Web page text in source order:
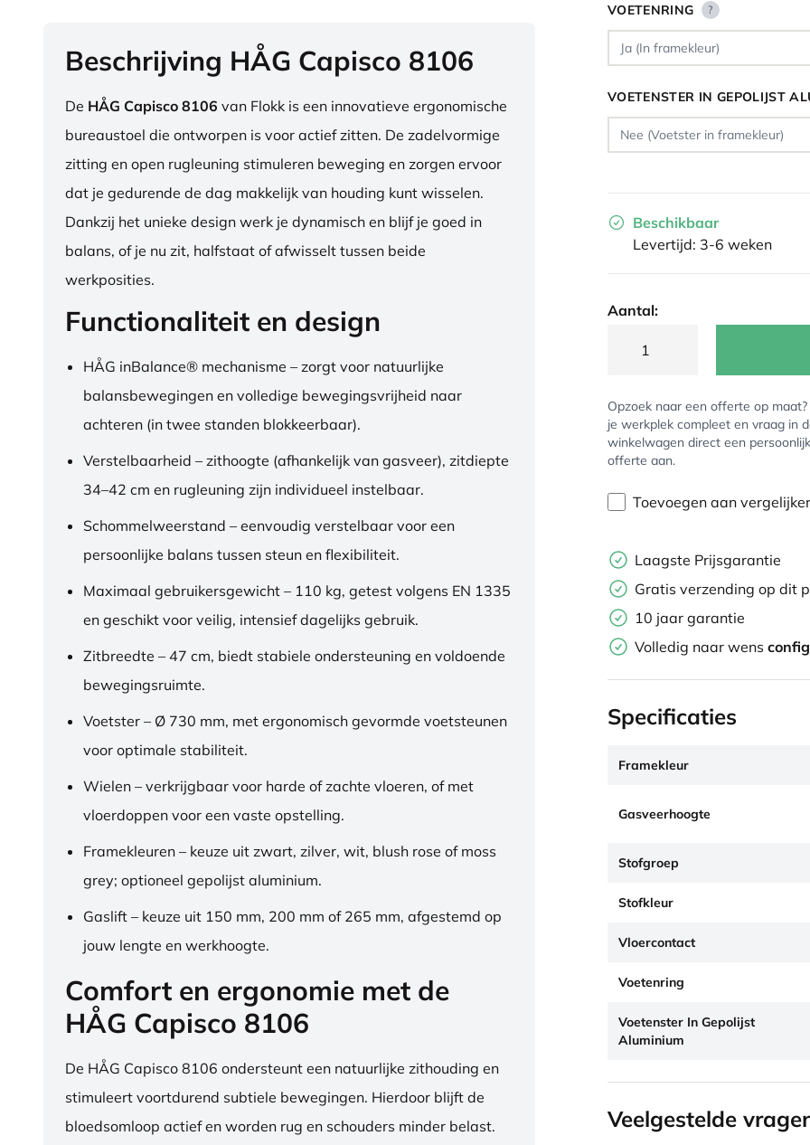
Beschrijving HÅG Capisco 8106
De HÅG Capisco 8106 van Flokk is een innovatieve ergonomische
bureaustoel die ontworpen is voor actief zitten. De zadelvormige
zitting en open rugleuning stimuleren beweging en zorgen ervoor
dat je gedurende de dag makkelijk van houding kunt wisselen.
Dankzij het unieke design werk je dynamisch en blijf je goed in
balans, of je nu zit, halfstaat of afwisselt tussen beide
werkposities.
Functionaliteit en design
HÅG inBalance® mechanisme – zorgt voor natuurlijke
balansbewegingen en volledige bewegingsvrijheid naar
achteren (in twee standen blokkeerbaar).
Verstelbaarheid – zithoogte (afhankelijk van gasveer), zitdiepte
34–42 cm en rugleuning zijn individueel instelbaar.
Schommelweerstand – eenvoudig verstelbaar voor een
persoonlijke balans tussen steun en flexibiliteit.
Maximaal gebruikersgewicht – 110 kg, getest volgens EN 1335
en geschikt voor veilig, intensief dagelijks gebruik.
Zitbreedte – 47 cm, biedt stabiele ondersteuning en voldoende
bewegingsruimte.
Voetster – Ø 730 mm, met ergonomisch gevormde voetsteunen
voor optimale stabiliteit.
Wielen – verkrijgbaar voor harde of zachte vloeren, of met
vloerdoppen voor een vaste opstelling.
Framekleuren – keuze uit zwart, zilver, wit, blush rose of moss
grey; optioneel gepolijst aluminium.
Gaslift – keuze uit 150 mm, 200 mm of 265 mm, afgestemd op
jouw lengte en werkhoogte.
Comfort en ergonomie met de
HÅG Capisco 8106
De HÅG Capisco 8106 ondersteunt een natuurlijke zithouding en
stimuleert voortdurend subtiele bewegingen. Hierdoor blijft de
bloedsomloop actief en worden rug en schouders minder belast.
VOETENRING ?
VOETENSTER IN GEPOLIJST
Beschikbaar
Levertijd: 3-6 weken
Aantal:
Opzoek naar een offerte op
je werkplek compleet en vraag in
winkelwagen direct een
offerte aan.
Toevoegen aan vergelijker
Laagste Prijsgarantie
Gratis verzending op dit
10 jaar garantie
Volledig naar wens
Specificaties
Framekleur
Gasveerhoogte
Stofgroep
Stofkleur
Vloercontact
Voetenring
Voetenster In Gepolijst
Aluminium
Veelgestelde